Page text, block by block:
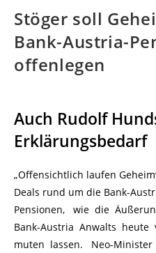
Stöger soll
Bank-Austria-
offenlegen
Auch Rudolf
Erklärungsbedarf
„Offensichtlich laufen
Deals rund um die Bank-
Pensionen, wie die
Bank-Austria Anwalts heute
muten lassen. Neo-